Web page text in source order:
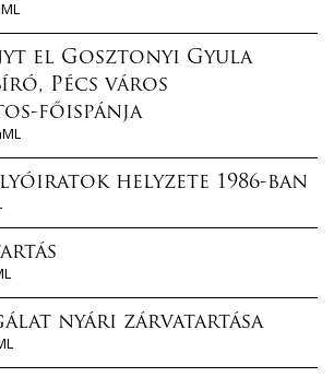
el Gosztonyi Gyula
Pécs város
főispánja
helyzete 1986-ban
nyári zárvatartása